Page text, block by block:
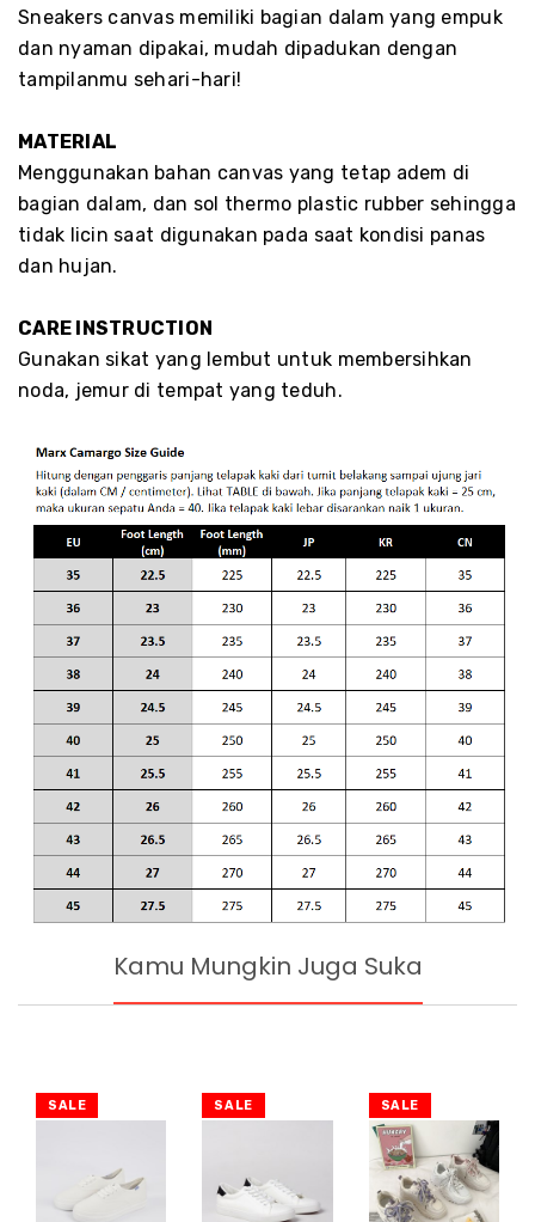
Sneakers canvas memiliki bagian dalam yang empuk
dan nyaman dipakai, mudah dipadukan dengan
tampilanmu sehari-hari!
MATERIAL
Menggunakan bahan canvas yang tetap adem di
bagian dalam, dan sol thermo plastic rubber sehingga
tidak licin saat digunakan pada saat kondisi panas
dan hujan.
CARE INSTRUCTION
Gunakan sikat yang lembut untuk membersihkan
noda, jemur di tempat yang teduh.
Kamu Mungkin Juga Suka
SALE SALE SALE